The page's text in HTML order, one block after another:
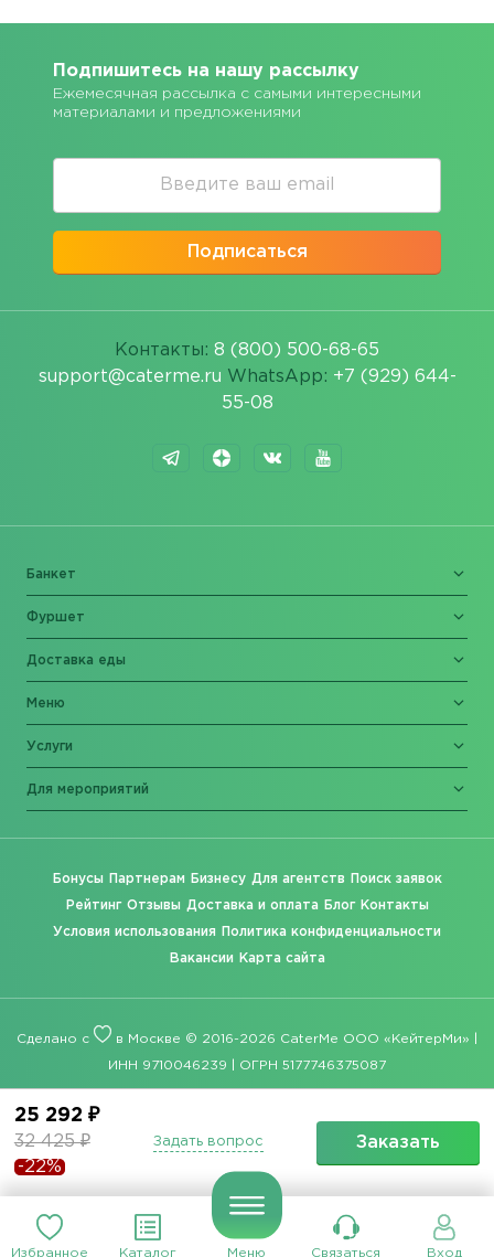
Избранное Каталог Меню Связаться Вход
25 292 ₽
32 425 ₽
-22%
Заказать
Задать вопрос
Подпишитесь на нашу рассылку
Ежемесячная рассылка с самыми интересными
материалами и предложениями
Подписаться
Контакты: 8 (800) 500-68-65
support@caterme.ru WhatsApp: +7 (929) 644-
55-08
Банкет
Фуршет
Доставка еды
Меню
Услуги
Для мероприятий
Бонусы Партнерам Бизнесу Для агентств Поиск заявок
Рейтинг Отзывы Доставка и оплата Блог Контакты
Условия использования Политика конфиденциальности
Вакансии Карта сайта
Сделано с в Москве © 2016-2026 CaterMe ООО «КейтерМи» |
ИНН 9710046239 | ОГРН 5177746375087